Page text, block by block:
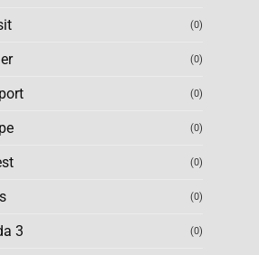
(0)
(0)
(0)
(0)
(0)
(0)
3 (0)